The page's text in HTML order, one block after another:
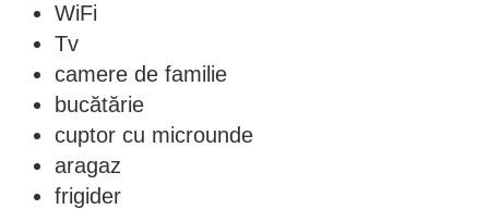
WiFi
Tv
camere de familie
bucătărie
cuptor cu microunde
aragaz
frigider